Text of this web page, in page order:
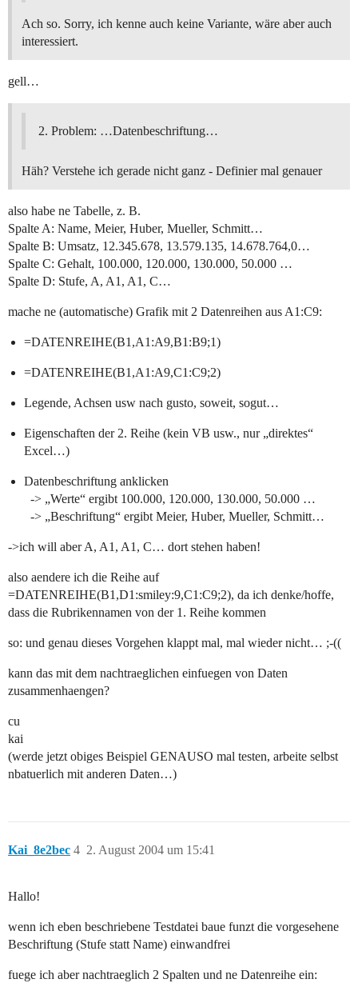
Ach so. Sorry, ich kenne auch keine Variante, wäre aber auch
interessiert.
gell…
Problem: …Datenbeschriftung…
Häh? Verstehe ich gerade nicht ganz - Definier mal genauer
also habe ne Tabelle, z. B.
Spalte A: Name, Meier, Huber, Mueller, Schmitt…
Spalte B: Umsatz, 12.345.678, 13.579.135, 14.678.764,0…
Spalte C: Gehalt, 100.000, 120.000, 130.000, 50.000 …
Spalte D: Stufe, A, A1, A1, C…
mache ne (automatische) Grafik mit 2 Datenreihen aus A1:C9:
=DATENREIHE(B1,A1:A9,B1:B9;1)
=DATENREIHE(B1,A1:A9,C1:C9;2)
Legende, Achsen usw nach gusto, soweit, sogut…
Eigenschaften der 2. Reihe (kein VB usw., nur „direktes“
Excel…)
Datenbeschriftung anklicken
-> „Werte“ ergibt 100.000, 120.000, 130.000, 50.000 …
-> „Beschriftung“ ergibt Meier, Huber, Mueller, Schmitt…
->ich will aber A, A1, A1, C… dort stehen haben!
also aendere ich die Reihe auf
=DATENREIHE(B1,D1:smiley:9,C1:C9;2), da ich denke/hoffe,
dass die Rubrikennamen von der 1. Reihe kommen
so: und genau dieses Vorgehen klappt mal, mal wieder nicht… ;-((
kann das mit dem nachtraeglichen einfuegen von Daten
zusammenhaengen?
cu
kai
(werde jetzt obiges Beispiel GENAUSO mal testen, arbeite selbst
nbatuerlich mit anderen Daten…)
Kai_8e2bec 2. August 2004 um 15:41
4
Hallo!
wenn ich eben beschriebene Testdatei baue funzt die vorgesehene
Beschriftung (Stufe statt Name) einwandfrei
fuege ich aber nachtraeglich 2 Spalten und ne Datenreihe ein: